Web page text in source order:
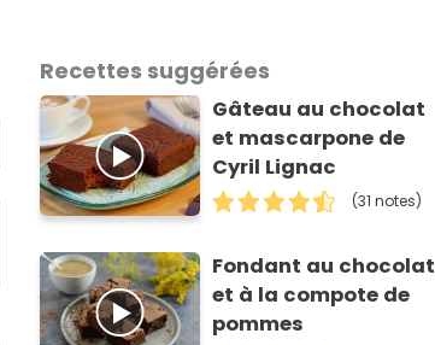
Recettes suggérées
Gâteau au chocolat
et mascarpone de
Cyril Lignac
(31 notes)
Fondant au chocolat
et à la compote de
pommes